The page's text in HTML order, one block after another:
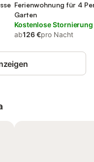
Ferienwohnung für 4
Garten
Kostenlose Stornierung
ab126 €pro Nacht